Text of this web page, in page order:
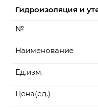
Гидроизоляция и
№
Наименование
Ед.изм.
Цена(ед.)